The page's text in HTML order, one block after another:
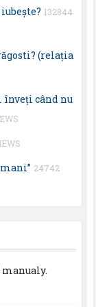
132844
(relaţia
înveţi când nu
24742